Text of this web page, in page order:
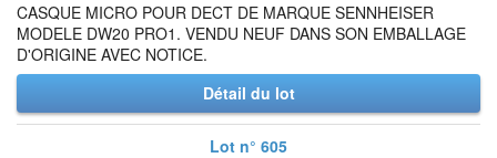
CASQUE MICRO POUR DECT DE MARQUE SENNHEISER
MODELE DW20 PRO1. VENDU NEUF DANS SON EMBALLAGE
D'ORIGINE AVEC NOTICE.
Détail du lot
Lot n° 605